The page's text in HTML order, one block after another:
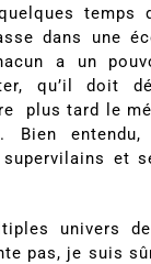
temps
dans une
a un
qu’il doit
plus tard le
Bien
supervilains et
univers
pas, je suis